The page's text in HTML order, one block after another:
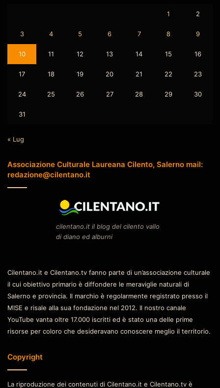
1 2
3 4 5 6 7 8 9
10 11 12 13 14 15 16
17 18 19 20 21 22 23
24 25 26 27 28 29 30
31
« Lug
Associazione Culturale Laureana Cilento, Salerno mail:
redazione@cilentano.it
cilentano.it il blog del cilento vallo
di diano ed alburni
Cilentano.it e Cilentano.tv fanno parte di un’associazione culturale
il cui obiettivo primario è diffondere le meraviglie naturali di
Salerno e provincia. Il marchio è regolarmente registrato presso il
MISE e risale alla sua fondazione nel 2012. Il nostro canale
YouTube vanta oltre 17.000 iscritti ed è stato una delle prime
risorse per coloro che desideravano conoscere meglio il territorio.
Copyright
La riproduzione dei contenuti di Cilentano.it e Cilentano.tv è